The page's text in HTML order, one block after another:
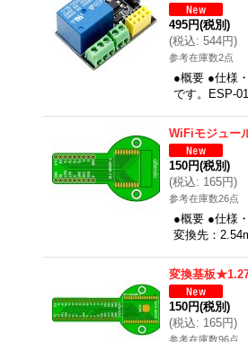
495円(税別)
(税込: 544円)
参考在庫数2点
●概要 ●仕様
です。ESP-
WiFiモジュー
150円(税別)
(税込: 165円)
参考在庫数26点
●概要 ●仕様
変換先：
変換基板
150円(税別)
(税込: 165円)
参考在庫数96点